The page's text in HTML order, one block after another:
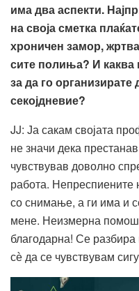
има два аспекти.
на своја сметка
хроничен замор,
сите полиња? И каква
за да го
секојдневие?
JJ: Ја сакам својата
не значи дека
чувствував доволно
работа. Непреспиените
со снимање, а ги има и
мене. Неизмерна
благодарна! Се разбира
сѐ да се чувствувам